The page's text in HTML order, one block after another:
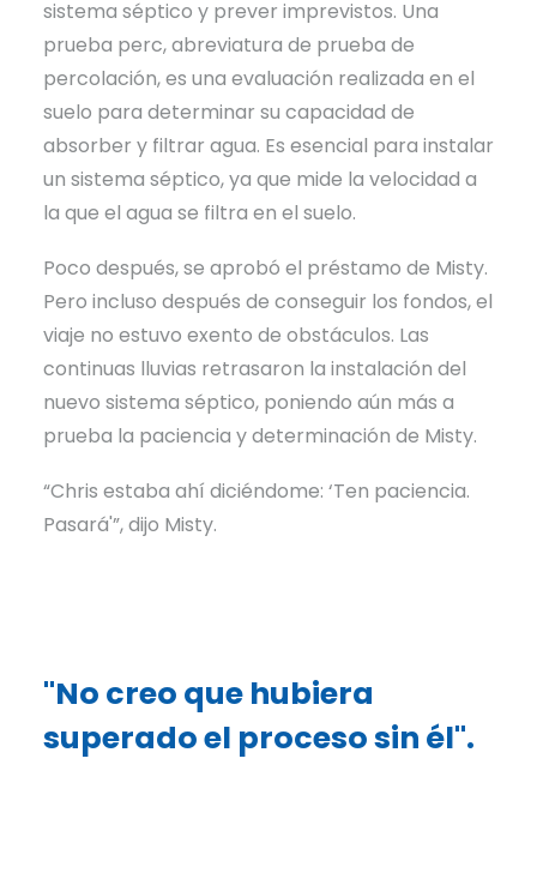
sistema séptico y prever imprevistos. Una
prueba perc, abreviatura de prueba de
percolación, es una evaluación realizada en el
suelo para determinar su capacidad de
absorber y filtrar agua. Es esencial para instalar
un sistema séptico, ya que mide la velocidad a
la que el agua se filtra en el suelo.
Poco después, se aprobó el préstamo de Misty.
Pero incluso después de conseguir los fondos, el
viaje no estuvo exento de obstáculos. Las
continuas lluvias retrasaron la instalación del
nuevo sistema séptico, poniendo aún más a
prueba la paciencia y determinación de Misty.
“Chris estaba ahí diciéndome: ‘Ten paciencia.
Pasará'”, dijo Misty.
"No creo que hubiera
superado el proceso sin él".